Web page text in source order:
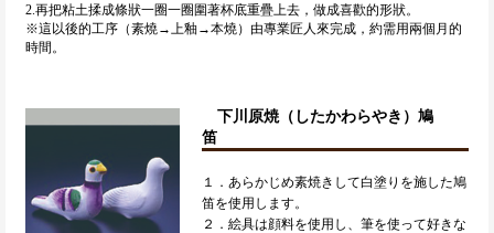
2.再把粘土揉成條狀一圈一圈圍著杯底重疊上去，做成喜歡的形狀。
※這以後的工序（素燒→上釉→本燒）由專業匠人來完成，約需用兩個月的
時間。
下川原焼（したかわらやき）鳩
笛
１．あらかじめ素焼きして白塗りを施した鳩
笛を使用します。
２．絵具は顔料を使用し、筆を使って好きな